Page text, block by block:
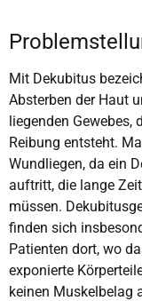
Mit Dekubitus
Absterben der Haut
liegenden Gewebes,
Reibung entsteht.
Wundliegen, da ein
auftritt, die lange
müssen.
finden sich
Patienten dort, wo
exponierte
keinen Muskelbelag